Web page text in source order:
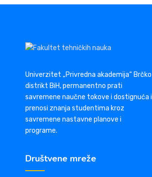
Univerzitet „Privredna akademija“ Brčko
distrikt BiH, permanentno prati
savremene naučne tokove i dostignuća i
prenosi znanja studentima kroz
savremene nastavne planove i
programe.
Društvene mreže